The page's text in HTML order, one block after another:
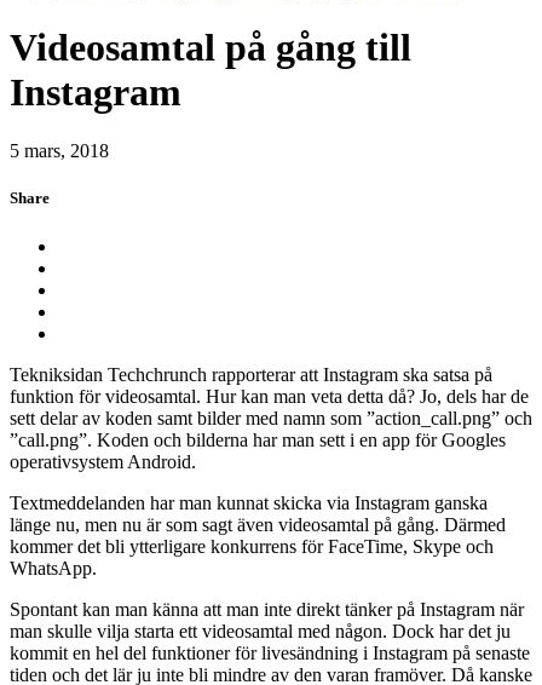
Videosamtal på gång till
Instagram
5 mars, 2018
Share
Tekniksidan Techchrunch rapporterar att Instagram ska satsa på
funktion för videosamtal. Hur kan man veta detta då? Jo, dels har de
sett delar av koden samt bilder med namn som ”action_call.png” och
”call.png”. Koden och bilderna har man sett i en app för Googles
operativsystem Android.
Textmeddelanden har man kunnat skicka via Instagram ganska
länge nu, men nu är som sagt även videosamtal på gång. Därmed
kommer det bli ytterligare konkurrens för FaceTime, Skype och
WhatsApp.
Spontant kan man känna att man inte direkt tänker på Instagram när
man skulle vilja starta ett videosamtal med någon. Dock har det ju
kommit en hel del funktioner för livesändning i Instagram på senaste
tiden och det lär ju inte bli mindre av den varan framöver. Då kanske